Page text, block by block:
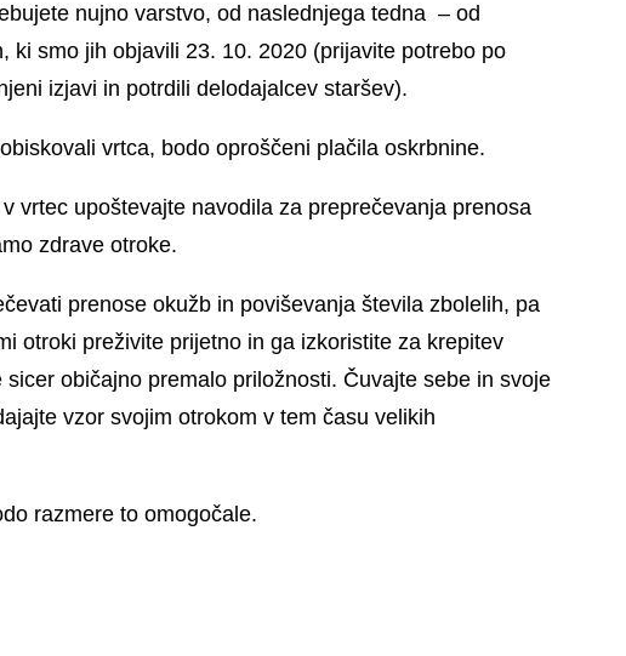
nujno varstvo, od naslednjega tedna – od
smo jih objavili 23. 10. 2020 (prijavite potrebo po
izjavi in potrdili delodajalcev staršev).
vrtca, bodo oproščeni plačila oskrbnine.
vrtec upoštevajte navodila za preprečevanja prenosa
zdrave otroke.
prenose okužb in poviševanja števila zbolelih, pa
otroki preživite prijetno in ga izkoristite za krepitev
običajno premalo priložnosti. Čuvajte sebe in svoje
vzor svojim otrokom v tem času velikih
razmere to omogočale.
Golež Maribor